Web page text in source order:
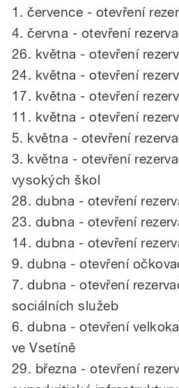
1. července - otevření
4. června - otevření
26. května - otevření
24. května - otevření
17. května - otevření
11. května - otevření
5. května - otevření
3. května - otevření
vysokých škol
28. dubna - otevření
23. dubna - otevření
14. dubna - otevření
9. dubna - otevření
7. dubna - otevření
sociálních služeb
6. dubna - otevření
ve Vsetíně
29. března - otevření